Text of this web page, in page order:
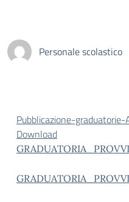
Personale scolastico
Pubblicazione-
Download